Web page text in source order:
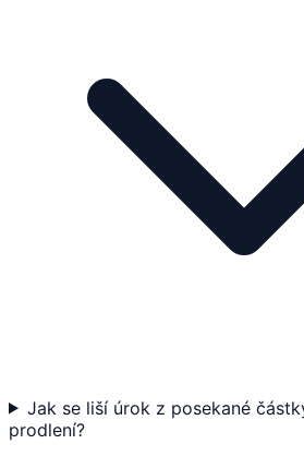
Jak se liší úrok z posekané
prodlení?